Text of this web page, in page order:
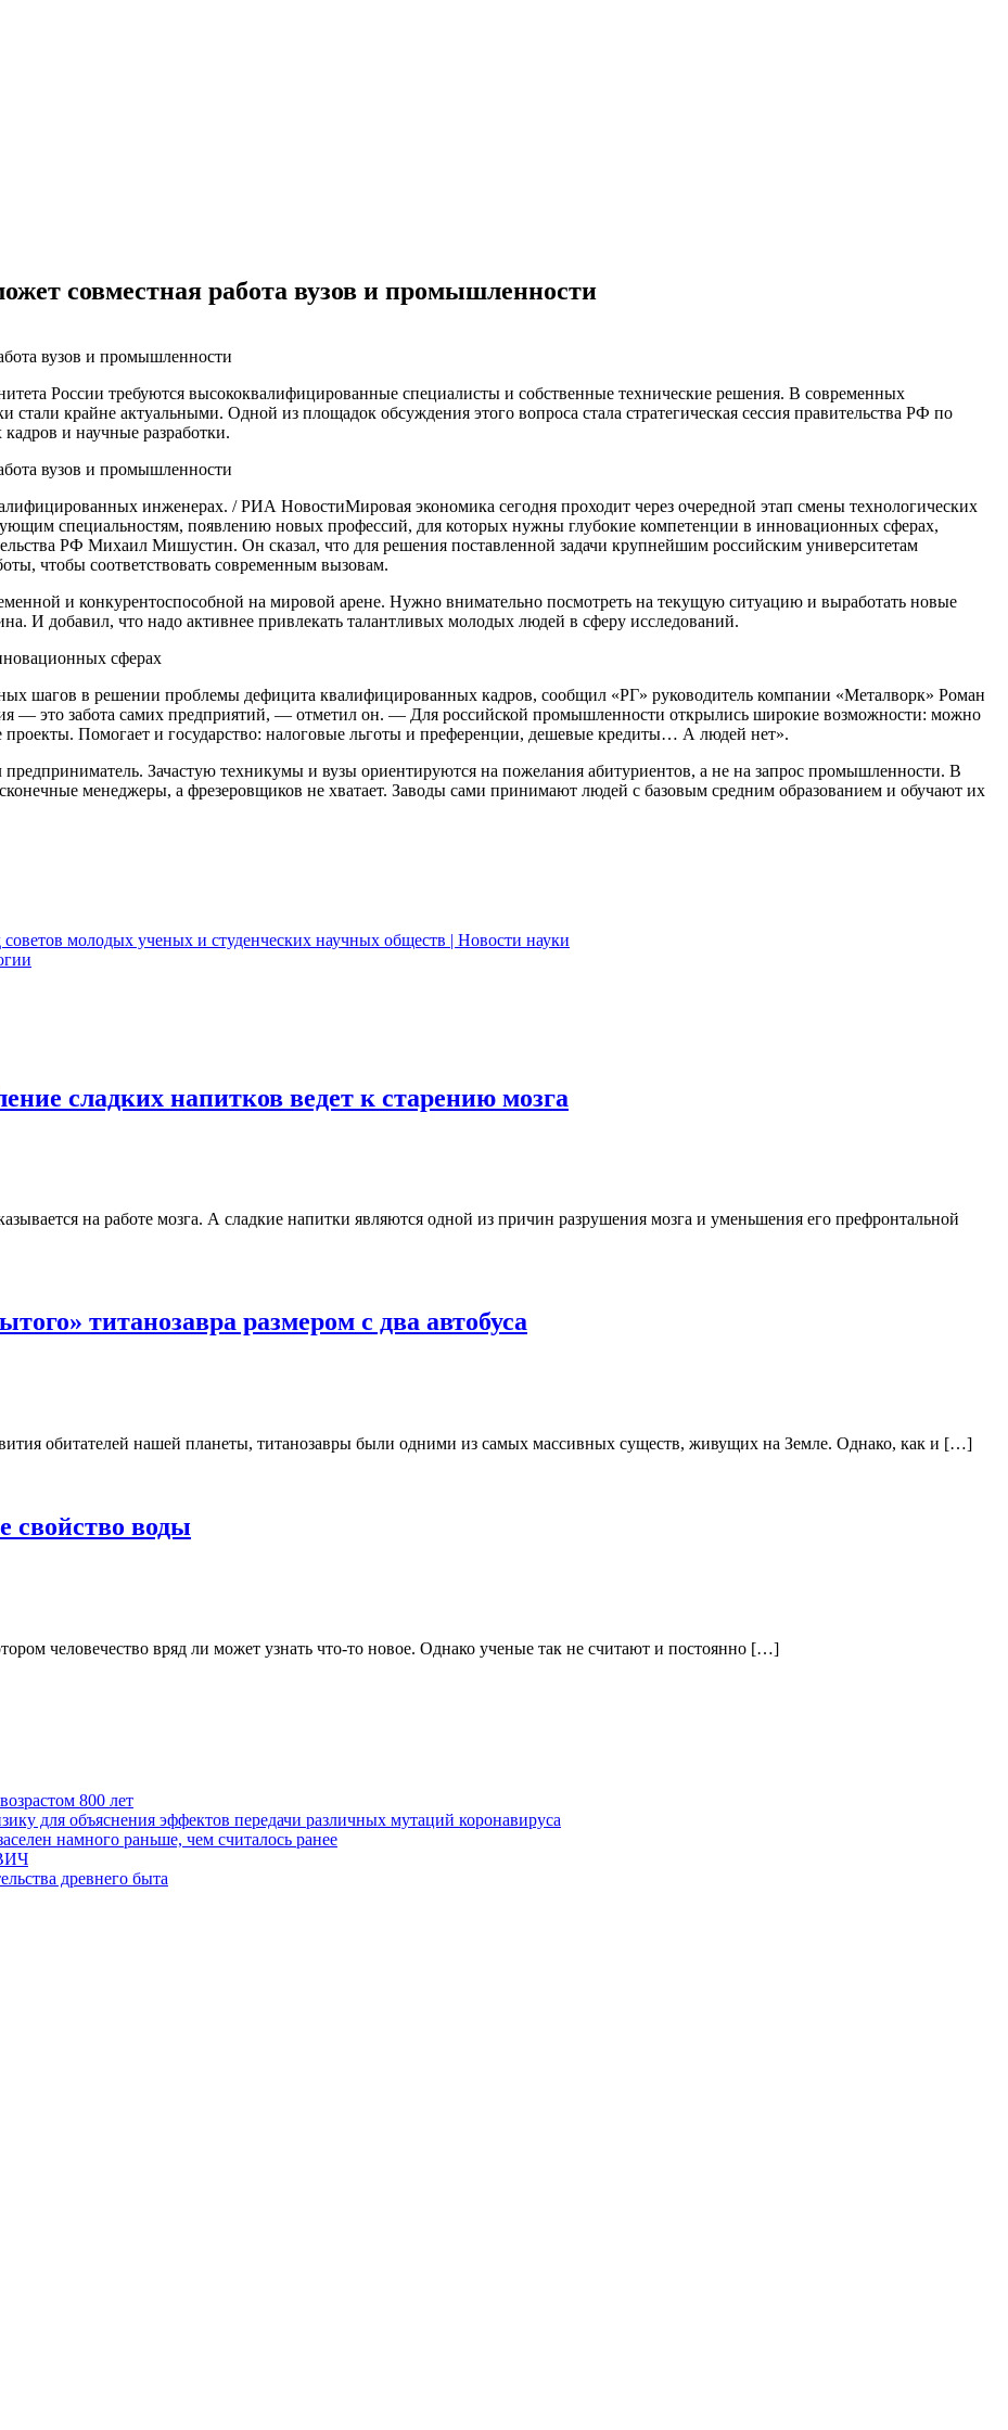
совместная работа вузов и промышленности
России требуются высококвалифицированные специалисты и собственные технические решения. В современных
стали крайне актуальными. Одной из площадок обсуждения этого вопроса стала стратегическая сессия правительства РФ по
и научные разработки.
инженерах. / РИА НовостиМировая экономика сегодня проходит через очередной этап смены технологических
специальностям, появлению новых профессий, для которых нужны глубокие компетенции в инновационных сферах,
РФ Михаил Мишустин. Он сказал, что для решения поставленной задачи крупнейшим российским университетам
чтобы соответствовать современным вызовам.
и конкурентоспособной на мировой арене. Нужно внимательно посмотреть на текущую ситуацию и выработать новые
И добавил, что надо активнее привлекать талантливых молодых людей в сферу исследований.
сферах
шагов в решении проблемы дефицита квалифицированных кадров, сообщил «РГ» руководитель компании «Металворк» Роман
— это забота самих предприятий, — отметил он. — Для российской промышленности открылись широкие возможности: можно
Помогает и государство: налоговые льготы и преференции, дешевые кредиты… А людей нет».
Зачастую техникумы и вузы ориентируются на пожелания абитуриентов, а не на запрос промышленности. В
менеджеры, а фрезеровщиков не хватает. Заводы сами принимают людей с базовым средним образованием и обучают их
молодых ученых и студенческих научных обществ | Новости науки
сладких напитков ведет к старению мозга
на работе мозга. А сладкие напитки являются одной из причин разрушения мозга и уменьшения его префронтальной
титанозавра размером с два автобуса
обитателей нашей планеты, титанозавры были одними из самых массивных существ, живущих на Земле. Однако, как и […]
свойство воды
человечество вряд ли может узнать что-то новое. Однако ученые так не считают и постоянно […]
800 лет
для объяснения эффектов передачи различных мутаций коронавируса
намного раньше, чем считалось ранее
древнего быта